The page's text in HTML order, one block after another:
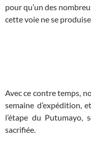
pour qu’un des
cette voie ne se
Avec ce contre temps,
semaine d’expédition,
l’étape du Putumayo,
sacrifiée.